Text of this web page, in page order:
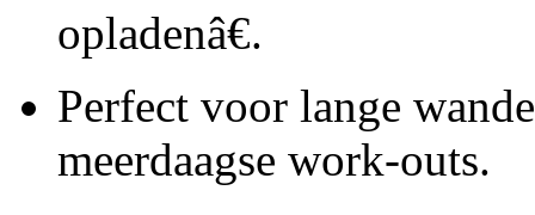
opladenâ€.
Perfect voor lange
meerdaagse work-outs.